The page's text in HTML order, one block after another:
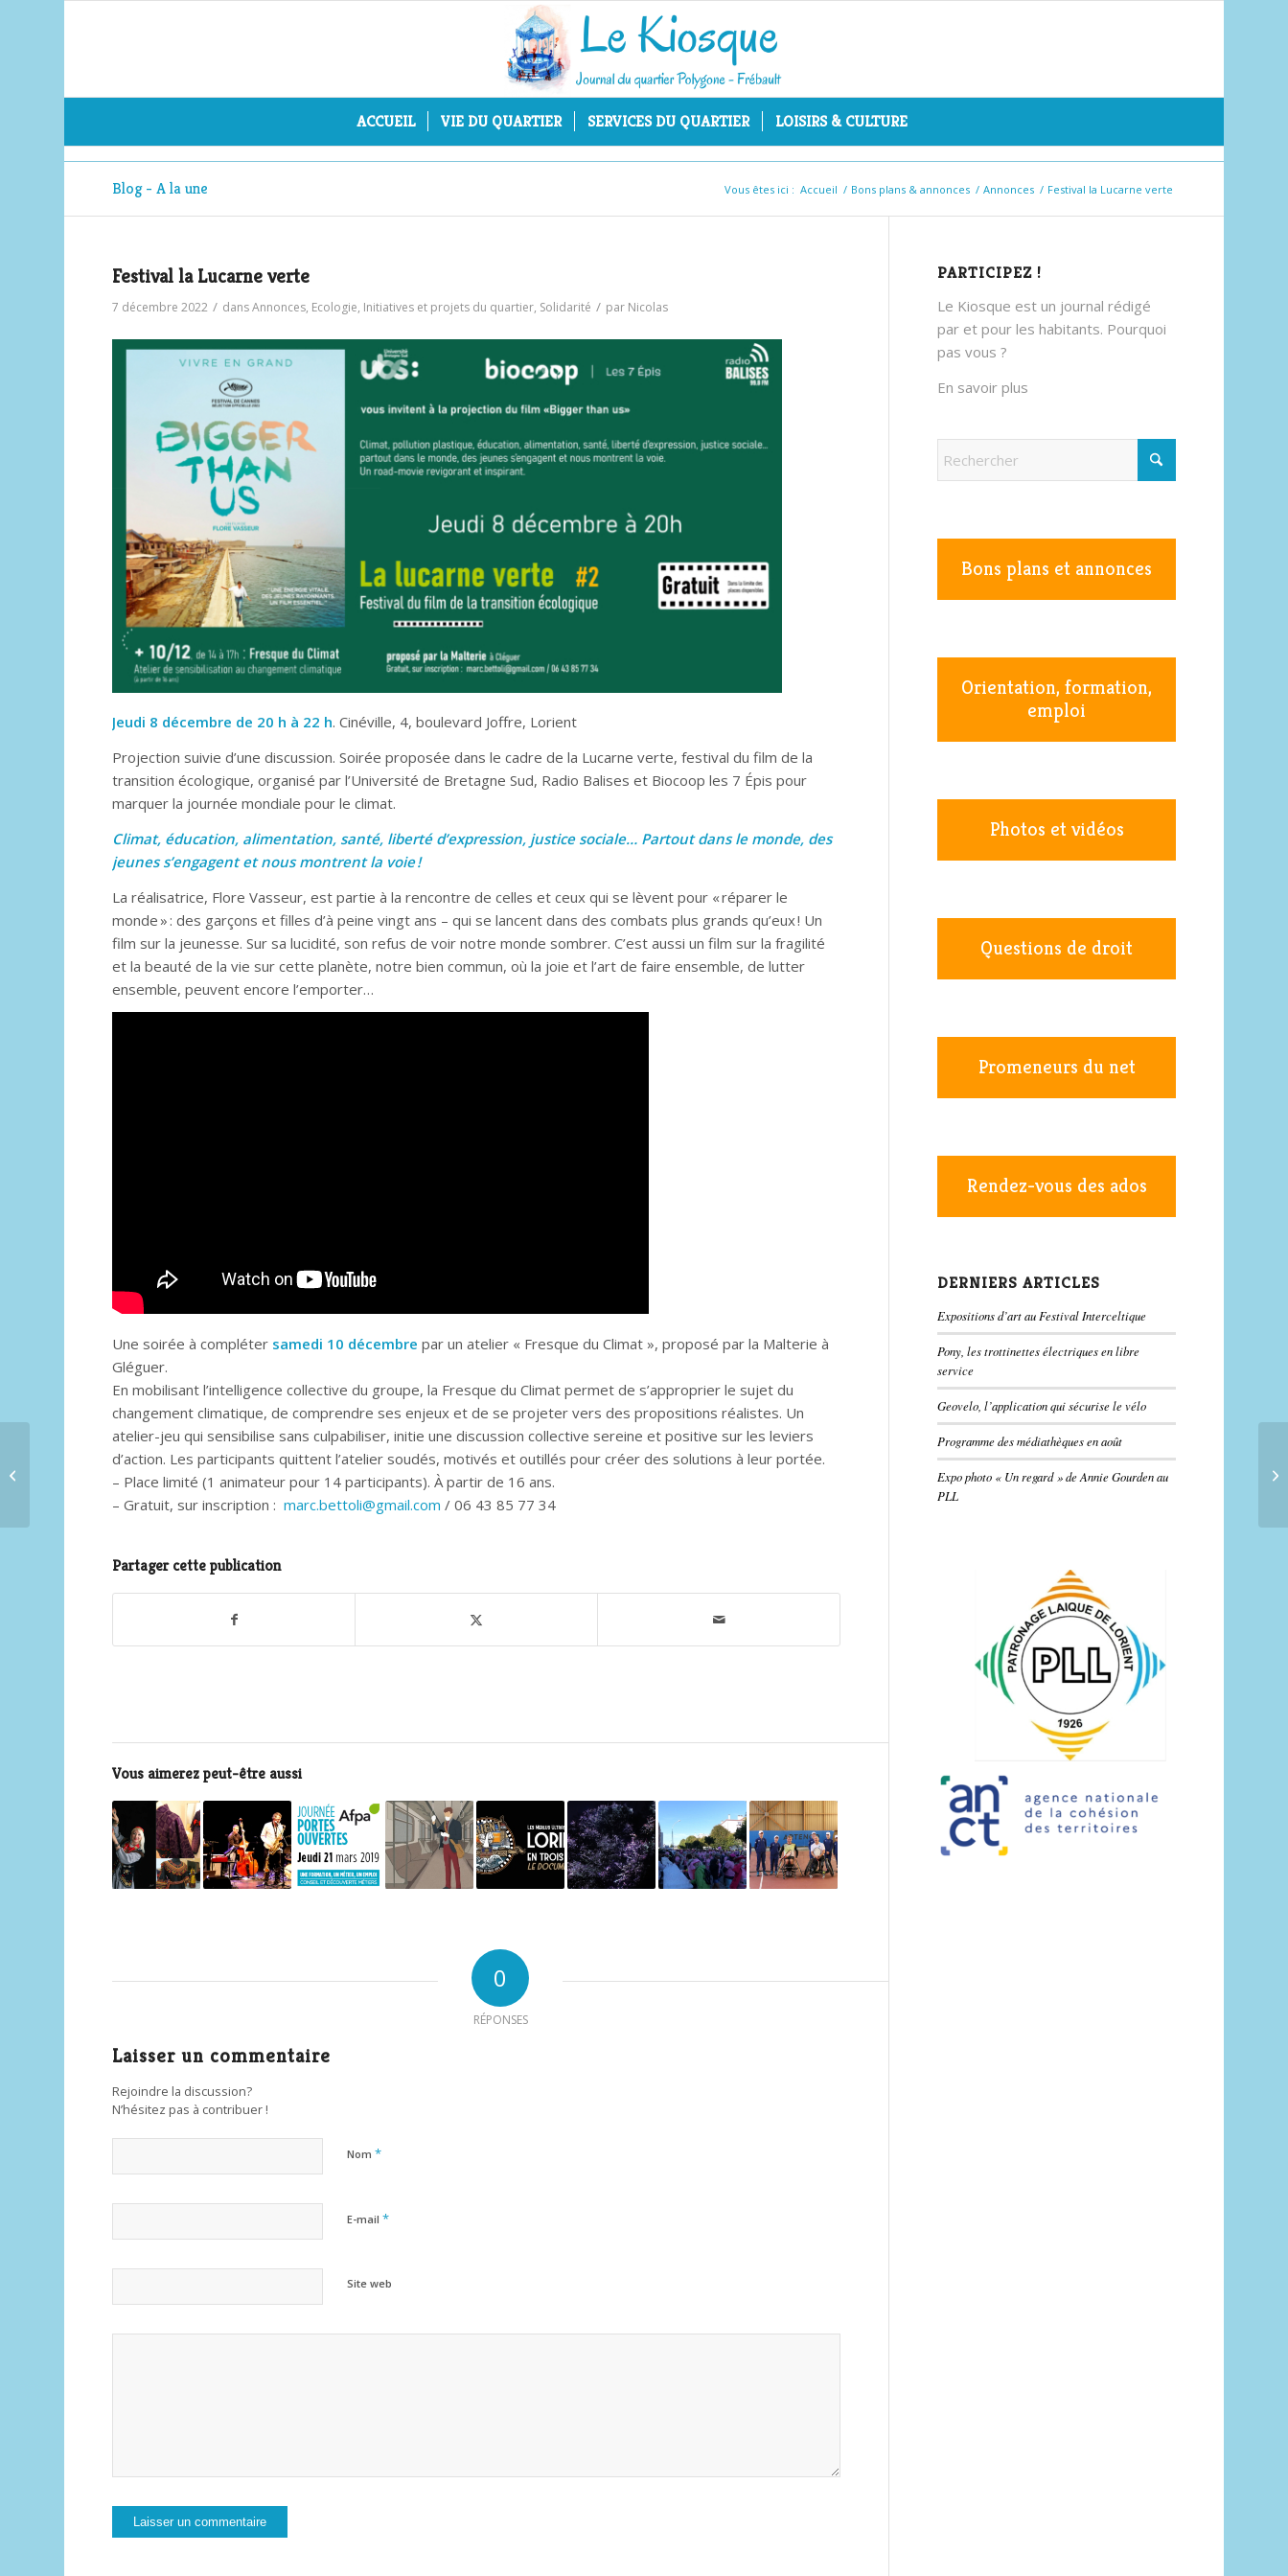
ACCUEIL VIE DU QUARTIER SERVICES DU QUARTIER LOISIRS & CULTURE
Blog - A la une Vous êtes ici : Accueil / Bons plans & annonces / Annonces / Festival la Lucarne verte
Festival la Lucarne verte
7 décembre 2022 / dansAnnonces, Ecologie, Initiatives et projets du quartier, Solidarité / par Nicolas
Jeudi 8 décembre de 20 h à 22 h. Cinéville, 4, boulevard Joffre, Lorient
Projection suivie d’une discussion. Soirée proposée dans le cadre de la Lucarne verte, festival du film de la
transition écologique, organisé par l’Université de Bretagne Sud, Radio Balises et Biocoop les 7 Épis pour
marquer la journée mondiale pour le climat.
Climat, éducation, alimentation, santé, liberté d’expression, justice sociale… Partout dans le monde, des
jeunes s’engagent et nous montrent la voie !
La réalisatrice, Flore Vasseur, est partie à la rencontre de celles et ceux qui se lèvent pour « réparer le
monde » : des garçons et filles d’à peine vingt ans – qui se lancent dans des combats plus grands qu’eux ! Un
film sur la jeunesse. Sur sa lucidité, son refus de voir notre monde sombrer. C’est aussi un film sur la fragilité
et la beauté de la vie sur cette planète, notre bien commun, où la joie et l’art de faire ensemble, de lutter
ensemble, peuvent encore l’emporter…
Une soirée à compléter samedi 10 décembre par un atelier « Fresque du Climat », proposé par la Malterie à
Gléguer.
En mobilisant l’intelligence collective du groupe, la Fresque du Climat permet de s’approprier le sujet du
changement climatique, de comprendre ses enjeux et de se projeter vers des propositions réalistes. Un
atelier-jeu qui sensibilise sans culpabiliser, initie une discussion collective sereine et positive sur les leviers
d’action. Les participants quittent l’atelier soudés, motivés et outillés pour créer des solutions à leur portée.
– Place limité (1 animateur pour 14 participants). À partir de 16 ans.
– Gratuit, sur inscription :marc.bettoli@gmail.com / 06 43 85 77 34
Partager cette publication
Vous aimerez peut-être aussi
0
RÉPONSES
Laisser un commentaire
Rejoindre la discussion?
N’hésitez pas à contribuer !
Nom*
E-mail*
Site web
PARTICIPEZ !
Le Kiosque est un journal rédigé
par et pour les habitants. Pourquoi
pas vous ?
En savoir plus
Bons plans et annonces
Orientation, formation,
emploi
Photos et vidéos
Questions de droit
Promeneurs du net
Rendez-vous des ados
DERNIERS ARTICLES
Expositions d’art au Festival Interceltique
Pony, les trottinettes électriques en libre
service
Geovelo, l’application qui sécurise le vélo
Programme des médiathèques en août
Expo photo « Un regard » de Annie Gourden au
PLL
Des artistes et des
cadeaux et vice-versa